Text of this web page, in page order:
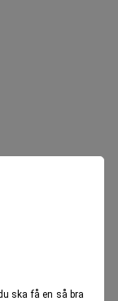
ska få en så bra